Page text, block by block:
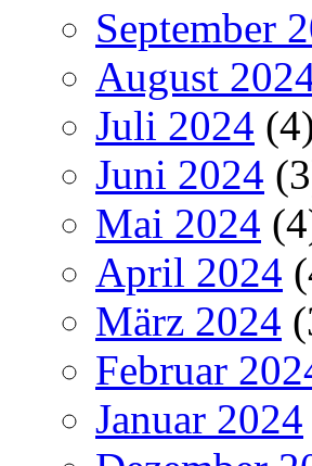
September
August
Juli 2024
Juni 2024
Mai 2024
April 2024
März 2024
Februar
Januar 2024